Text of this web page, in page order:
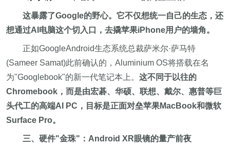
这暴露了Google的野心。它不仅想统一自己的生态，还
想通过AI电脑这个切入口，去撬苹果iPhone用户的墙角。
正如GoogleAndroid生态系统总裁萨米尔·萨马特
(Sameer Samat)此前确认的，Aluminium OS将搭载在名
为"Googlebook"的新一代笔记本上。 这不同于以往的
Chromebook，而是由宏碁、华硕、联想、戴尔、惠普等巨
头代工的高端AI PC，目标是正面对垒苹果MacBook和微软
Surface Pro。
三、硬件"金珠"：Android XR眼镜的量产前夜